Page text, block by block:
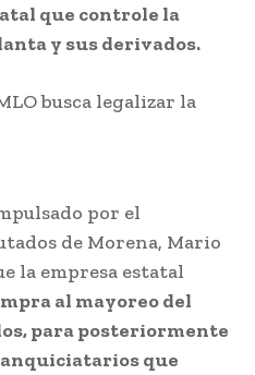
que controle la
y sus derivados.
por el
de Morena, Mario
la empresa estatal
al mayoreo del
para posteriormente
que